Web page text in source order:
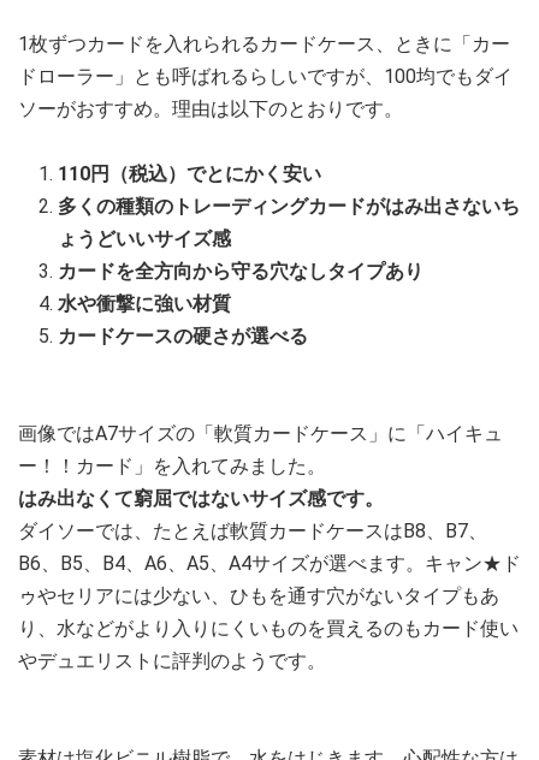
1枚ずつカードを入れられるカードケース、ときに「カー
ドローラー」とも呼ばれるらしいですが、100均でもダイ
ソーがおすすめ。理由は以下のとおりです。
110円（税込）でとにかく安い
多くの種類のトレーディングカードがはみ出さないち
ょうどいいサイズ感
カードを全方向から守る穴なしタイプあり
水や衝撃に強い材質
カードケースの硬さが選べる
画像ではA7サイズの「軟質カードケース」に「ハイキュ
ー！！カード」を入れてみました。
はみ出なくて窮屈ではないサイズ感です。
ダイソーでは、たとえば軟質カードケースはB8、B7、
B6、B5、B4、A6、A5、A4サイズが選べます。キャン★ド
ゥやセリアには少ない、ひもを通す穴がないタイプもあ
り、水などがより入りにくいものを買えるのもカード使い
やデュエリストに評判のようです。